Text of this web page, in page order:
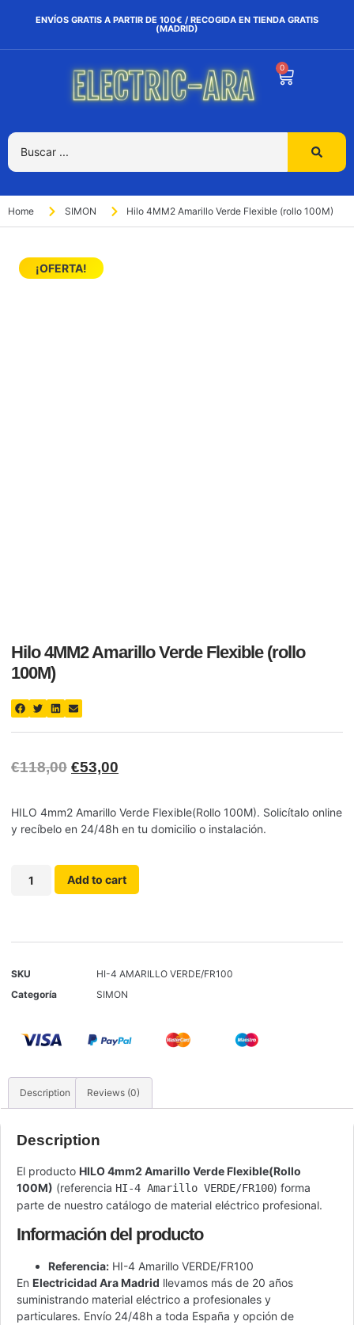
ENVÍOS GRATIS A PARTIR DE 100€ / RECOGIDA EN TIENDA GRATIS
(MADRID)
0
Home SIMON Hilo 4MM2 Amarillo Verde Flexible (rollo 100M)
¡OFERTA!
Hilo 4MM2 Amarillo Verde Flexible (rollo
100M)
€118,00 €53,00
HILO 4mm2 Amarillo Verde Flexible(Rollo 100M). Solicítalo online
y recíbelo en 24/48h en tu domicilio o instalación.
Add to cart
SKU
HI-4 AMARILLO VERDE/FR100
Categoría
SIMON
Description Reviews (0)
Description
El producto HILO 4mm2 Amarillo Verde Flexible(Rollo
100M) (referencia HI-4 Amarillo VERDE/FR100) forma
parte de nuestro catálogo de material eléctrico profesional.
Información del producto
Referencia: HI-4 Amarillo VERDE/FR100
En Electricidad Ara Madrid llevamos más de 20 años
suministrando material eléctrico a profesionales y
particulares. Envío 24/48h a toda España y opción de